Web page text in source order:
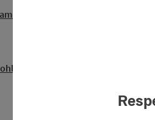
Hallstättersee
Bad Goisernu u